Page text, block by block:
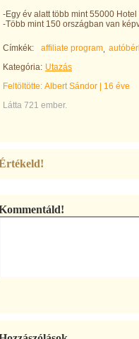
-Egy év alatt több mint 55000 Hotel
-Több mint 150 országban van
Címkék: affiliate program
Kategória: Utazás
Feltöltötte: Albert Sándor
16 éve
Látta 721 ember.